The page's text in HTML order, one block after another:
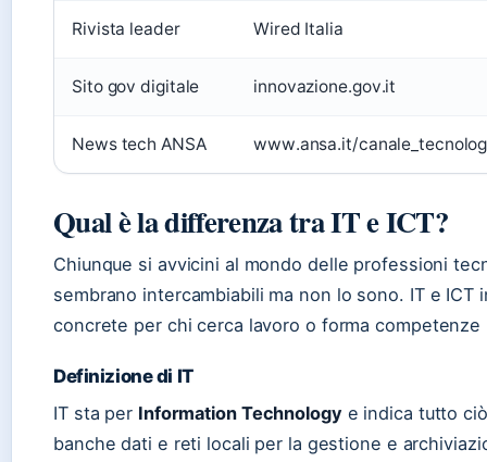
Rivista leader Wired Italia
Sito gov digitale innovazione.gov.it
News tech ANSA www.ansa.it/
Qual è la differenza tra IT e ICT?
Chiunque si avvicini al mondo delle professioni
sembrano intercambiabili ma non lo sono. IT e
concrete per chi cerca lavoro o forma competenze
Definizione di IT
IT sta per Information Technologye indica tutto
banche dati e reti locali per la gestione e